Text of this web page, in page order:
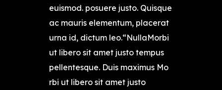
euismod. posuere justo. Quisque
ac mauris elementum, placerat
urna id, dictum leo.“NullaMorbi
ut libero sit amet justo tempus
pellentesque. Duis maximus Mo
rbi ut libero sit amet justo